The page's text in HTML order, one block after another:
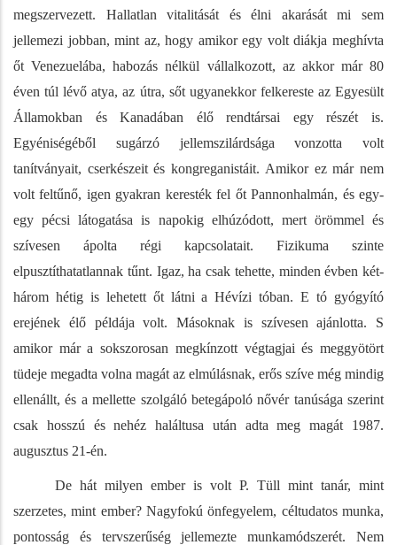
megszervezett. Hallatlan vitalitását és élni akarását mi sem
jellemezi jobban, mint az, hogy amikor egy volt diákja meghívta
őt Venezuelába, habozás nélkül vállalkozott, az akkor már 80
éven túl lévő atya, az útra, sőt ugyanekkor felkereste az Egyesült
Államokban és Kanadában élő rendtársai egy részét is.
Egyéniségéből sugárzó jellemszilárdsága vonzotta volt
tanítványait, cserkészeit és kongreganistáit. Amikor ez már nem
volt feltűnő, igen gyakran keresték fel őt Pannonhalmán, és egy-
egy pécsi látogatása is napokig elhúzódott, mert örömmel és
szívesen ápolta régi kapcsolatait. Fizikuma szinte
elpusztíthatatlannak tűnt. Igaz, ha csak tehette, minden évben két-
három hétig is lehetett őt látni a Hévízi tóban. E tó gyógyító
erejének élő példája volt. Másoknak is szívesen ajánlotta. S
amikor már a sokszorosan megkínzott végtagjai és meggyötört
tüdeje megadta volna magát az elmúlásnak, erős szíve még mindig
ellenállt, és a mellette szolgáló betegápoló nővér tanúsága szerint
csak hosszú és nehéz haláltusa után adta meg magát 1987.
augusztus 21-én.
De hát milyen ember is volt P. Tüll mint tanár, mint
szerzetes, mint ember? Nagyfokú önfegyelem, céltudatos munka,
pontosság és tervszerűség jellemezte munkamódszerét. Nem